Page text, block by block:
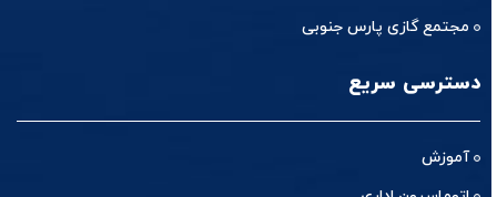
مجتمع گازی پارس جنوبی
دسترسی سریع
آموزش